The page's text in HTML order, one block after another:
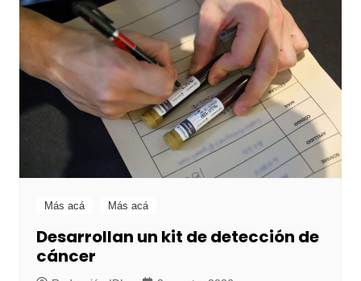
Más acá Más acá
Desarrollan un kit de detección de
cáncer